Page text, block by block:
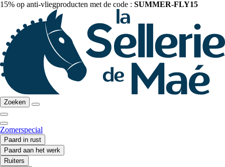
15% op anti-vliegproducten met de code : SUMMER-FLY15
Zoeken
Zomerspecial
Paard in rust
Paard aan het werk
Ruiters